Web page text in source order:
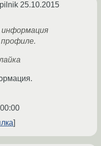
25.10.2015
информация
профиле.